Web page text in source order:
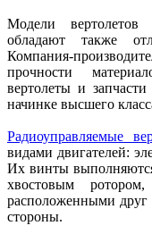
Модели
обладают также
Компания-
прочности
вертолеты и
начинке высшего
Радиоуправляемые
видами двигателей:
Их винты
хвостовым
расположенными
стороны.